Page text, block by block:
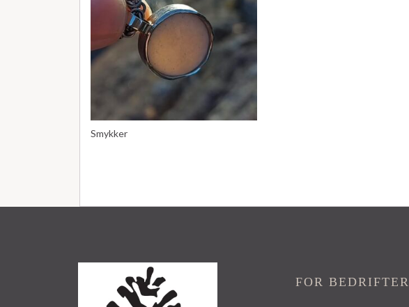
Smykker
FOR BEDRIFTER